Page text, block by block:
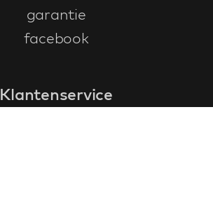
garantie
facebook
Klantenservice